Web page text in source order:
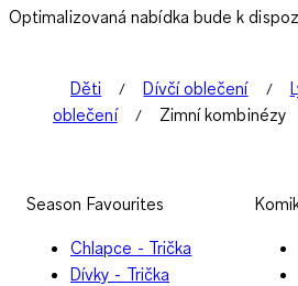
Optimalizovaná nabídka bude k
Děti Dívčí oblečení
oblečení
Zimní kombinézy
Season Favourites
Chlapce - Trička
Dívky - Trička